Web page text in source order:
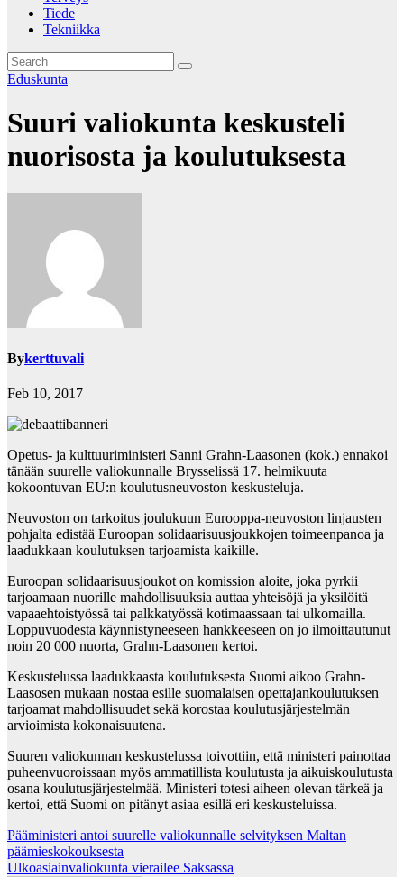
Tiede
Tekniikka
Eduskunta
Suuri valiokunta keskusteli
nuorisosta ja koulutuksesta
Bykerttuvali
Feb 10, 2017
Opetus- ja kulttuuriministeri Sanni Grahn-Laasonen (kok.) ennakoi
tänään suurelle valiokunnalle Brysselissä 17. helmikuuta
kokoontuvan EU:n koulutusneuvoston keskusteluja.
Neuvoston on tarkoitus joulukuun Eurooppa-neuvoston linjausten
pohjalta edistää Euroopan solidaarisuusjoukkojen toimeenpanoa ja
laadukkaan koulutuksen tarjoamista kaikille.
Euroopan solidaarisuusjoukot on komission aloite, joka pyrkii
tarjoamaan nuorille mahdollisuuksia auttaa yhteisöjä ja yksilöitä
vapaaehtoistyössä tai palkkatyössä kotimaassaan tai ulkomailla.
Loppuvuodesta käynnistyneeseen hankkeeseen on jo ilmoittautunut
noin 20 000 nuorta, Grahn-Laasonen kertoi.
Keskustelussa laadukkaasta koulutuksesta Suomi aikoo Grahn-
Laasosen mukaan nostaa esille suomalaisen opettajankoulutuksen
tarjoamat mahdollisuudet sekä korostaa koulutusjärjestelmän
arvioimista kokonaisuutena.
Suuren valiokunnan keskustelussa toivottiin, että ministeri painottaa
puheenvuoroissaan myös ammatillista koulutusta ja aikuiskoulutusta
osana koulutusjärjestelmää. Ministeri totesi aiheen olevan tärkeä ja
kertoi, että Suomi on pitänyt asiaa esillä eri keskusteluissa.
Post
navigation
Pääministeri antoi suurelle valiokunnalle selvityksen Maltan
päämieskokouksesta
Ulkoasiainvaliokunta vierailee Saksassa